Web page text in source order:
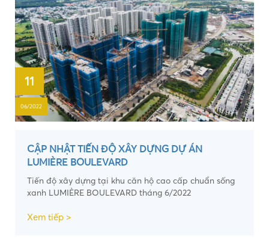
11
06/2022
CẬP NHẬT TIẾN ĐỘ XÂY DỰNG DỰ ÁN
LUMIÈRE BOULEVARD
Tiến độ xây dựng tại khu căn hộ cao cấp chuẩn sống
xanh LUMIÈRE BOULEVARD tháng 6/2022
Xem tiếp >